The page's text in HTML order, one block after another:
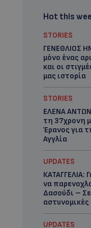
Hot this
STORIES
ΓΕΝΕΘΛΙΟΣ
μόνο ένας
και οι
μας ιστορία
STORIES
ΕΛΕΝΑ
τη 37χρονη
Έρανος για
Αγγλία
UPDATES
ΚΑΤΑΓΓΕΛΙΑ:
να
Δασούδι –
αστυνομικές
UPDATES